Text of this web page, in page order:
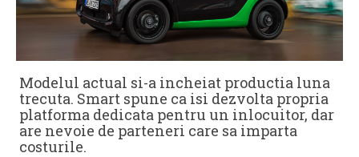
Modelul actual si-a incheiat productia luna
trecuta. Smart spune ca isi dezvolta propria
platforma dedicata pentru un inlocuitor, dar
are nevoie de parteneri care sa imparta
costurile.